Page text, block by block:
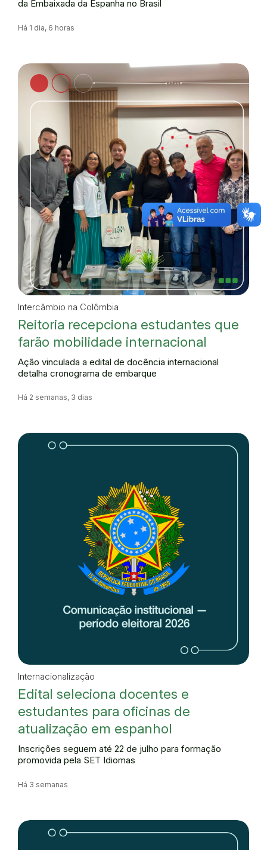
da Embaixada da Espanha no Brasil
Há 1 dia, 6 horas
Intercâmbio na Colômbia
Reitoria recepciona estudantes que
farão mobilidade internacional
Ação vinculada a edital de docência internacional
detalha cronograma de embarque
Há 2 semanas, 3 dias
Internacionalização
Edital seleciona docentes e
estudantes para oficinas de
atualização em espanhol
Inscrições seguem até 22 de julho para formação
promovida pela SET Idiomas
Há 3 semanas